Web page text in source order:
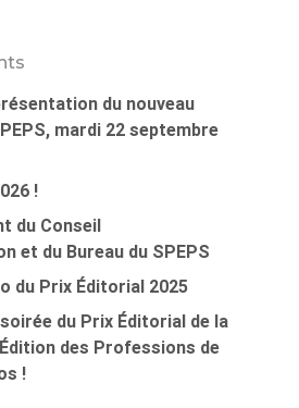
du nouveau
mardi 22 septembre
!
du Conseil
et du Bureau du SPEPS
du Prix Éditorial 2025
du Prix Éditorial de la
des Professions de
!